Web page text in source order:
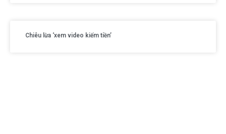
Chiêu lừa ‘xem video kiếm tiền’